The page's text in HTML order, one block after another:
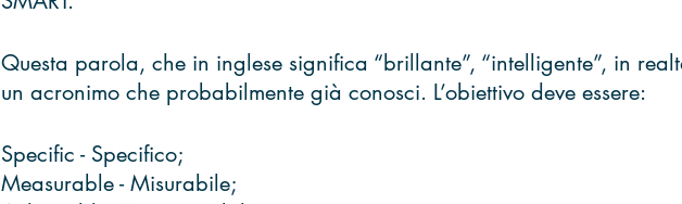
Questa parola, che in inglese significa “brillante”, “intelligente”, in
un acronimo che probabilmente già conosci. L’obiettivo deve essere:
Specific - Specifico;
Measurable - Misurabile;